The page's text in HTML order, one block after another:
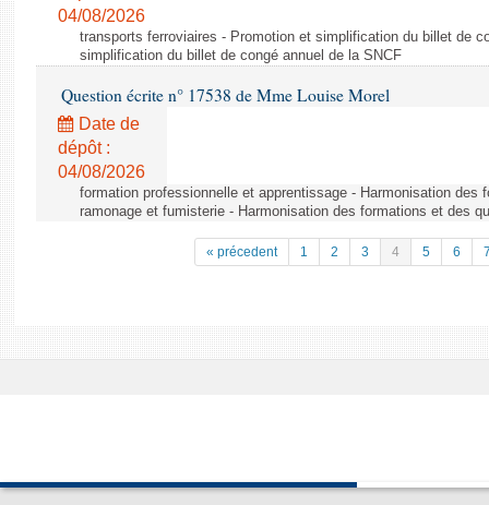
04/08/2026
transports ferroviaires - Promotion et simplification du billet de
simplification du billet de congé annuel de la SNCF
Question écrite n° 17538 de Mme Louise Morel
Date de
dépôt :
04/08/2026
formation professionnelle et apprentissage - Harmonisation des
ramonage et fumisterie - Harmonisation des formations et des
« précedent 1 2 3 4 5 6